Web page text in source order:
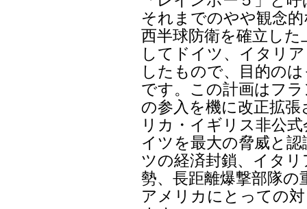
それまでのやや観念
西半球防衛を確立し
してドイツ、イタリ
したもので、目的の
です。この計画はフ
の参入を機に改正拡
リカ・イギリス非公
イツを最大の脅威と
ツの経済封鎖、イタ
勢、長距離爆撃部隊
アメリカにとっての